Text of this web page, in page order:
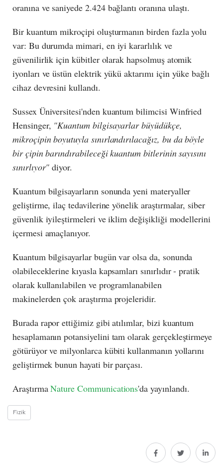
oranına ve saniyede 2.424 bağlantı oranına ulaştı.
Bir kuantum mikroçipi oluşturmanın birden fazla yolu
var: Bu durumda mimari, en iyi kararlılık ve
güvenilirlik için kübitler olarak hapsolmuş atomik
iyonları ve üstün elektrik yükü aktarımı için yüke bağlı
cihaz devresini kullandı.
Sussex Üniversitesi'nden kuantum bilimcisi Winfried
Hensinger, "Kuantum bilgisayarlar büyüdükçe,
mikroçipin boyutuyla sınırlandırılacağız, bu da böyle
bir çipin barındırabileceği kuantum bitlerinin sayısını
sınırlıyor" diyor.
Kuantum bilgisayarların sonunda yeni materyaller
geliştirme, ilaç tedavilerine yönelik araştırmalar, siber
güvenlik iyileştirmeleri ve iklim değişikliği modellerini
içermesi amaçlanıyor.
Kuantum bilgisayarlar bugün var olsa da, sonunda
olabileceklerine kıyasla kapsamları sınırlıdır - pratik
olarak kullanılabilen ve programlanabilen
makinelerden çok araştırma projeleridir.
Burada rapor ettiğimiz gibi atılımlar, bizi kuantum
hesaplamanın potansiyelini tam olarak gerçekleştirmeye
götürüyor ve milyonlarca kübiti kullanmanın yollarını
geliştirmek bunun hayati bir parçası.
AraştırmaNature Communications'da yayınlandı.
Fizik